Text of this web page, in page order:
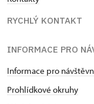
RYCHLÝ KONTAKT
INFORMACE PRO
Informace pro
Prohlídkové okruhy